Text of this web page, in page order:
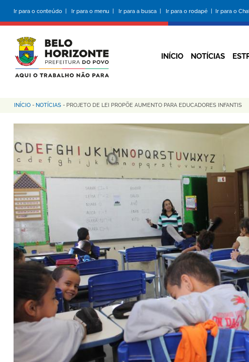
conteúdo
principal
Ir para o conteúdo | Ir para o menu | Ir para a busca | Ir para o rodapé | Ir para o
INÍCIO NOTÍCIAS
Trilha
de
navegação
INÍCIO - NOTÍCIAS - PROJETO DE LEI PROPÕE AUMENTO PARA EDUCADORES INFANTIS